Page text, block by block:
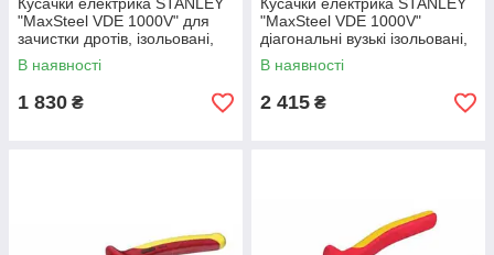
"MaxSteel VDE 1000V" для
зачистки дротів, ізольовані,
L=170мм.
В наявності
1 830 ₴
"MaxSteel VDE 1000V"
діагональні вузькі ізольовані,
L=160мм.
В наявності
2 415 ₴